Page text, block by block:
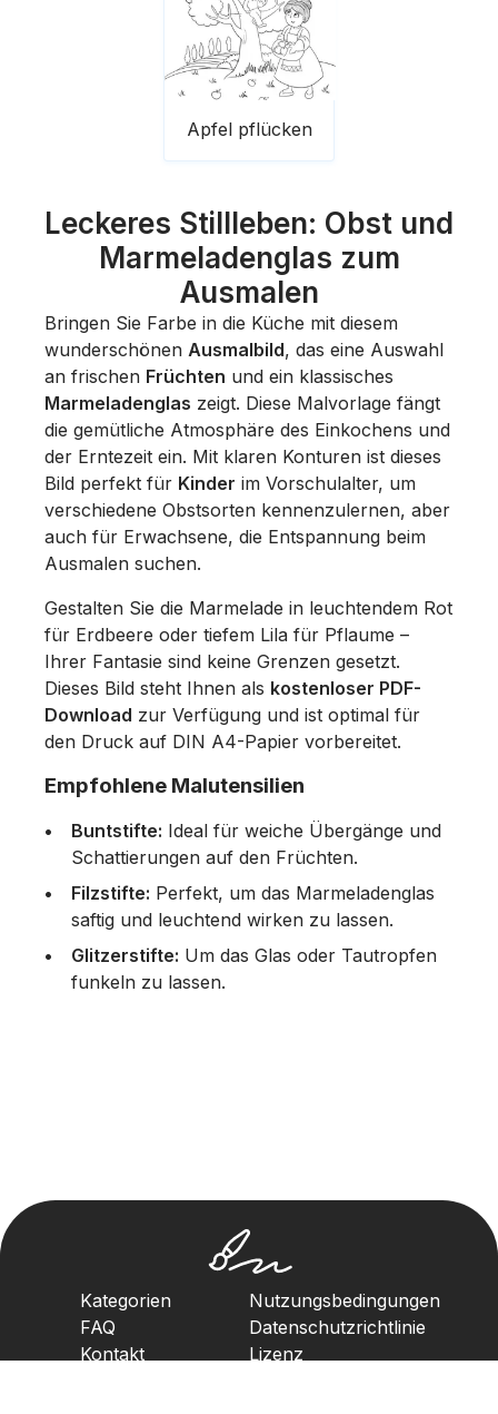
Apfel pflücken
Leckeres Stillleben: Obst und
Marmeladenglas zum
Ausmalen
Bringen Sie Farbe in die Küche mit diesem
wunderschönen Ausmalbild, das eine Auswahl
an frischen Früchten und ein klassisches
Marmeladenglas zeigt. Diese Malvorlage fängt
die gemütliche Atmosphäre des Einkochens und
der Erntezeit ein. Mit klaren Konturen ist dieses
Bild perfekt für Kinder im Vorschulalter, um
verschiedene Obstsorten kennenzulernen, aber
auch für Erwachsene, die Entspannung beim
Ausmalen suchen.
Gestalten Sie die Marmelade in leuchtendem Rot
für Erdbeere oder tiefem Lila für Pflaume –
Ihrer Fantasie sind keine Grenzen gesetzt.
Dieses Bild steht Ihnen als kostenloser PDF-
Download zur Verfügung und ist optimal für
den Druck auf DIN A4-Papier vorbereitet.
Empfohlene Malutensilien
Buntstifte: Ideal für weiche Übergänge und
Schattierungen auf den Früchten.
Filzstifte: Perfekt, um das Marmeladenglas
saftig und leuchtend wirken zu lassen.
Glitzerstifte: Um das Glas oder Tautropfen
funkeln zu lassen.
Kategorien
FAQ
Kontakt
Nutzungsbedingungen
Datenschutzrichtlinie
Lizenz